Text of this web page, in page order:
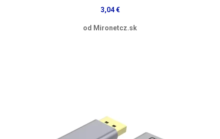
3,04 €
od Mironetcz.sk